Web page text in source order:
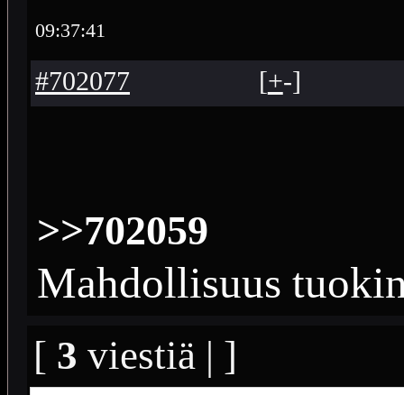
09:37:41
#702077 [+-]
>>702059
Mahdollisuus
[ 3 viestiä | ]